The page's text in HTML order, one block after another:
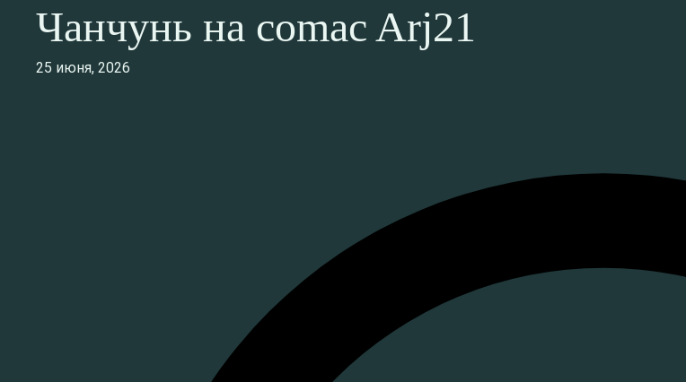
Чанчунь на comac Arj21
25 июня, 2026